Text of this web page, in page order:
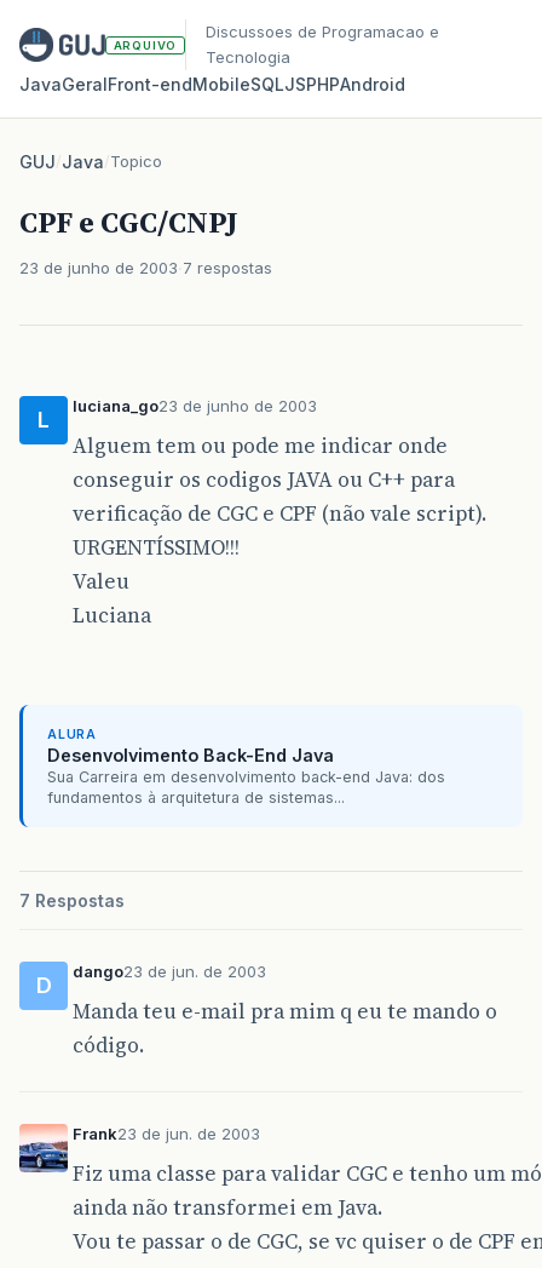
ARQUIVO
Discussoes de Programacao e
Tecnologia
JavaGeralFront‑endMobileSQLJSPHPAndroid
GUJ/Java/Topico
CPF e CGC/CNPJ
23 de junho de 2003 7 respostas
L
luciana_go23 de junho de 2003
Alguem tem ou pode me indicar onde
conseguir os codigos JAVA ou C++ para
verificação de CGC e CPF (não vale script).
URGENTÍSSIMO!!!
Valeu
Luciana
ALURA
Desenvolvimento Back-End Java
Sua Carreira em desenvolvimento back-end Java: dos
fundamentos à arquitetura de sistemas...
7 Respostas
D
dango23 de jun. de 2003
Manda teu e-mail pra mim q eu te mando o
código.
Frank23 de jun. de 2003
Fiz uma classe para validar CGC e tenho um
ainda não transformei em Java.
Vou te passar o de CGC, se vc quiser o de CPF